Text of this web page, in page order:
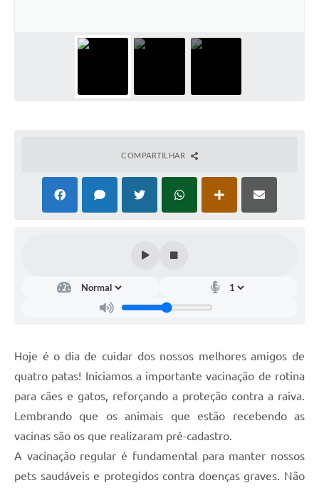
COMPARTILHAR
Hoje é o dia de cuidar dos nossos melhores amigos de
quatro patas! Iniciamos a importante vacinação de rotina
para cães e gatos, reforçando a proteção contra a raiva.
Lembrando que os animais que estão recebendo as
vacinas são os que realizaram pré-cadastro.
A vacinação regular é fundamental para manter nossos
pets saudáveis e protegidos contra doenças graves. Não